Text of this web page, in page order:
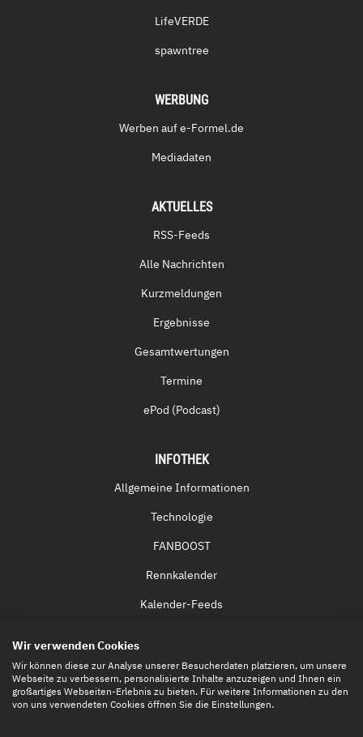
LifeVERDE
spawntree
WERBUNG
Werben auf e-Formel.de
Mediadaten
AKTUELLES
RSS-Feeds
Alle Nachrichten
Kurzmeldungen
Ergebnisse
Gesamtwertungen
Termine
ePod (Podcast)
INFOTHEK
Allgemeine Informationen
Technologie
FANBOOST
Rennkalender
Kalender-Feeds
Eintrittskarten
Wir verwenden Cookies
Wir können diese zur Analyse unserer Besucherdaten platzieren, um unsere
Webseite zu verbessern, personalisierte Inhalte anzuzeigen und Ihnen ein
großartiges Webseiten-Erlebnis zu bieten. Für weitere Informationen zu den
von uns verwendeten Cookies öffnen Sie die Einstellungen.